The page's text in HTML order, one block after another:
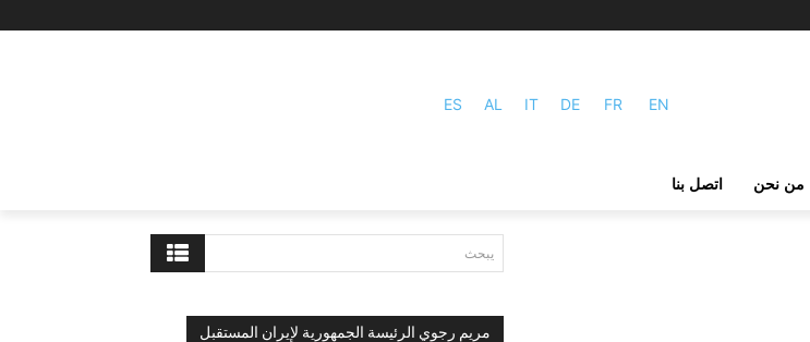
ES AL IT DE FR EN
من نحن اتصل بنا
يبحث
مريم رجوي الرئيسة الجمهورية لإيران المستقبل